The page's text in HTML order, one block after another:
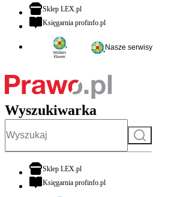
Sklep LEX.plotwiera się w nowej karcie
Księgarnia profinfo.plotwiera się w nowej karcie
Nasze serwisy
Wyszukiwarka
Szukaj
Sklep LEX.plotwiera się w nowej karcie
Księgarnia profinfo.plotwiera się w nowej karcie